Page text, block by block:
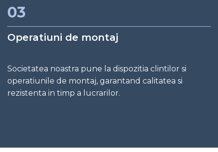
03
Operatiuni de montaj
Societatea noastra pune la dispozitia clintilor si
operatiunile de montaj, garantand calitatea si
rezistenta in timp a lucrarilor.